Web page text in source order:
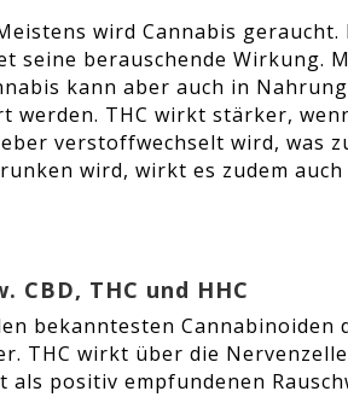
wird Cannabis
berauschende Wirkung.
kann aber auch in
werden. THC wirkt stärker,
verstoffwechselt wird, was
wird, wirkt es zudem
CBD, THC und HHC
bekanntesten
THC wirkt über die
positiv empfundenen